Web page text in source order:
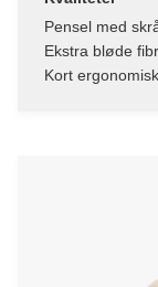
Pensel med
Ekstra bløde
Kort